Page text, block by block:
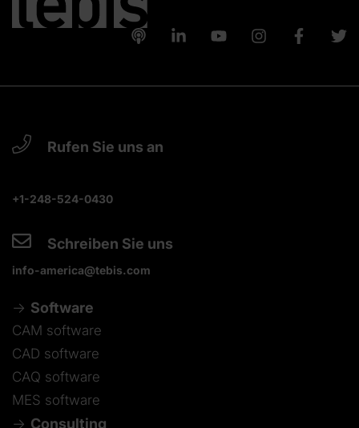
Rufen Sie uns an
+1-248-524-0430
Schreiben Sie uns
info-america@tebis.com
Software
CAM software
CAD software
CAQ software
MES software
Consulting